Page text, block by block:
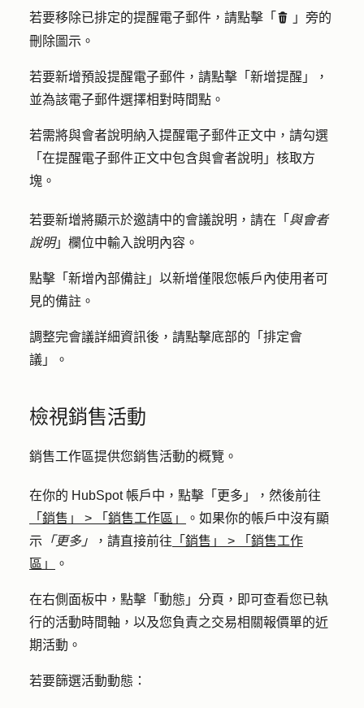
若要移除已排定的提醒電子郵件，請點擊「 delete
」旁的
刪除圖示。
若要新增預設提醒電子郵件，請點擊「 新增提醒 」，
並為該電子郵件選擇相對時間點 。
若需將與會者說明納入提醒電子郵件正文中 ，請勾選
「 在提醒電子郵件正文中包含與會者說明 」核取方
塊。
若要新增將顯示於邀請中的會議說明，請在「 與會者
說明」欄位中輸入說明內容 。
點擊「 新增內部備註 」以新增僅限您帳戶內使用者可
見的備註。
調整完會議詳細資訊後，請點擊底部的「 排定會
議 」。
檢視銷售活動
銷售工作區提供您銷售活動的概覽。
在你的 HubSpot 帳戶中，點擊 「更多」
，然後前往
「銷售」
> 「銷售工作區」
。如果你的帳戶中沒有顯
示 「更多」 ，請直接前往 「銷售」 >
「銷售工作
區」
。
在右側面板中，點擊「 動態 」分頁，即可查看您已執
行的活動時間軸，以及您負責之交易相關報價單的近
期活動。
若要篩選活動動態：